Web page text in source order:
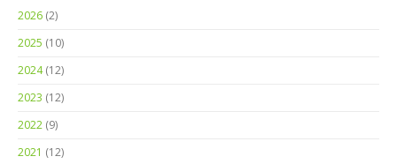
2026 (2)
2025 (10)
2024(12)
2023 (12)
2022 (9)
2021 (12)